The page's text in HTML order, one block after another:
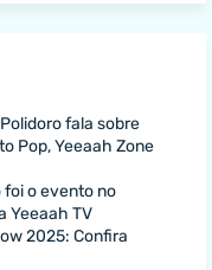
fala sobre
Pop, Yeeaah Zone
foi o evento no
Yeeaah TV
2025: Confira